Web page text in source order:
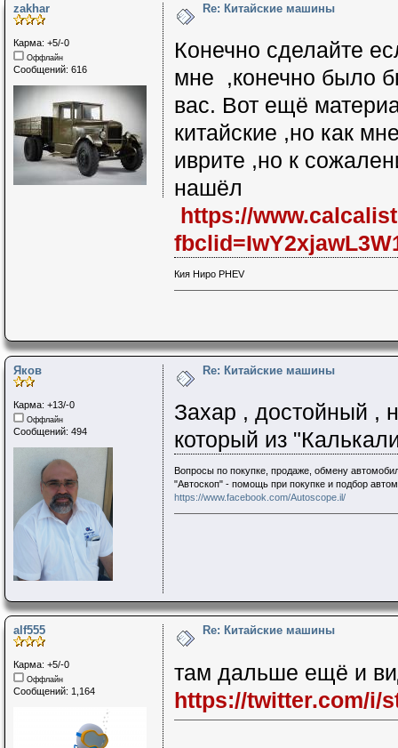
zakhar
Карма: +5/-0
Оффлайн
Сообщений: 616
Re: Китайские машины
Конечно сделайте
мне ,конечно было
вас. Вот ещё
китайские ,но как
иврите ,но к
нашёл
https://
Кия Ниро PHEV
Яков
Карма: +13/-0
Оффлайн
Сообщений: 494
Re: Китайские машины
Захар , достойный ,
который из
Вопросы по покупке, продаже, обмену
"Автоскоп" - помощь при покупке и подбор
https://www.facebook.com/Autoscope.il/
alf555
Карма: +5/-0
Оффлайн
Сообщений: 1,164
Re: Китайские машины
там дальше ещё и
https://twitter.com/i/